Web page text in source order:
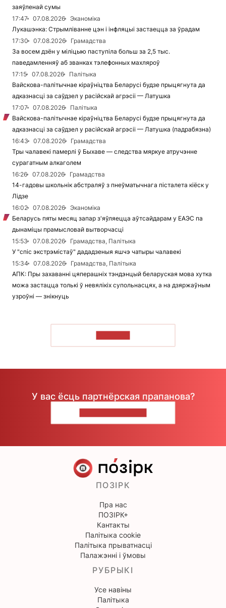
заяўленай сумы
17:47
07.08.2026
Эканоміка
Лукашэнка: Стрымліванне цэн і інфляцыі застаецца за ўрадам
17:30
07.08.2026
Грамадства
За восем дзён у міліцыю паступіла больш за 2,5 тыс.
паведамленняў аб званках тэлефонных махляроў
17:15
07.08.2026
Палітыка
Вайскова-палітычнае кіраўніцтва Беларусі будзе прыцягнута да
адказнасці за саўдзел у расійскай агрэсіі — Латушка
17:07
07.08.2026
Палітыка
Вайскова-палітычнае кіраўніцтва Беларусі будзе прыцягнута да
адказнасці за саўдзел у расійскай агрэсіі — Латушка (падрабязна)
16:43
07.08.2026
Грамадства
Тры чалавекі памерлі ў Быхаве — следства мяркуе атручэнне
сурагатным алкаголем
16:26
07.08.2026
Грамадства
14-гадовы школьнік абстраляў з пнеўматычнага пісталета кіёск у
Лідзе
16:02
07.08.2026
Эканоміка
Беларусь пяты месяц запар з'яўляецца аўтсайдарам у ЕАЭС па
дынаміцы прамысловай вытворчасці
15:53
07.08.2026
Грамадства, Палітыка
У "спіс экстрэмістаў" дададзеныя яшчэ чатыры чалавекі
15:34
07.08.2026
Грамадства, Палітыка
АПК: Пры захаванні цяперашніх тэндэнцый беларуская мова хутка
можа застацца толькі ў невялікіх супольнасцях, а на дзяржаўным
узроўні — знікнуць
У вас ёсць партнёрская прапанова?
ПОЗІРК
Пра нас
ПОЗІРК+
Кантакты
Палітыка cookie
Палітыка прыватнасці
Палажэнні і ўмовы
РУБРЫКІ
Усе навіны
Палітыка